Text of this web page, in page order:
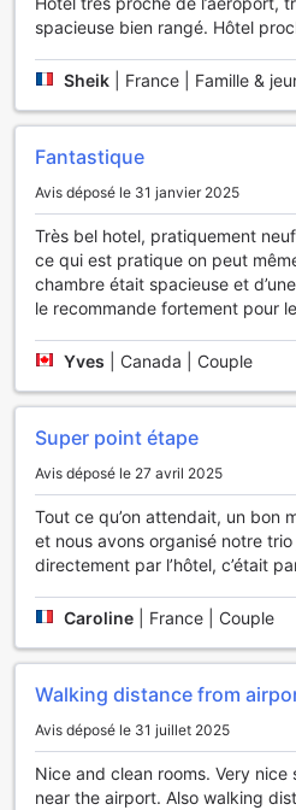
jouent un rôle important dans
satisfaction des clients, ce resort
chambres équipées d'un
toilette et de peignoirs.
Restauration et activités
petit-déjeuner, que vous pouvez
place au Tachang Airport Hotel.
séjour, choisissez parmi une
de restauration de ce resort.
Une soirée dans ce resort peut
sortie avec vos compagnons de
fond du bar. Si vous êtes
alimentaire, vous apprécierez
d'une aventure ou que vous
moyen de vous détendre après
Tachang Airport Hotel met à
d'activités qui répondront à vos
vacances en beauté grâce aux
votre disposition.
Pourquoi séjourner ici
Les clients qui ont séjourné
note supérieure à celle de 90 %
spacieuse bien rangé. Hôtel
Sheik France | Famille &
Fantastique
Avis déposé le 31 janvier 2025
Très bel hotel, pratiquement
ce qui est pratique on peut
chambre était spacieuse et
le recommande fortement pour
Yves Canada | Couple
Super point étape
Avis déposé le 27 avril 2025
Tout ce qu’on attendait, un bon
et nous avons organisé notre trio
directement par l’hôtel, c’était
Caroline France | Couple
Walking distance from
Avis déposé le 31 juillet 2025
Nice and clean rooms. Very
near the airport. Also walking